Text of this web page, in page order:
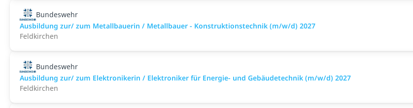
Bundeswehr
Ausbildung zur/ zum Metallbauerin / Metallbauer - Konstruktionstechnik (m/w/d) 2027
Feldkirchen
Bundeswehr
Ausbildung zur/ zum Elektronikerin / Elektroniker für Energie- und Gebäudetechnik (m/w/d) 2027
Feldkirchen